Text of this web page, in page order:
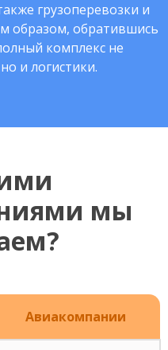
грузоперевозки и
образом, обратившись
комплекс не
и логистики.
мы
Авиакомпании